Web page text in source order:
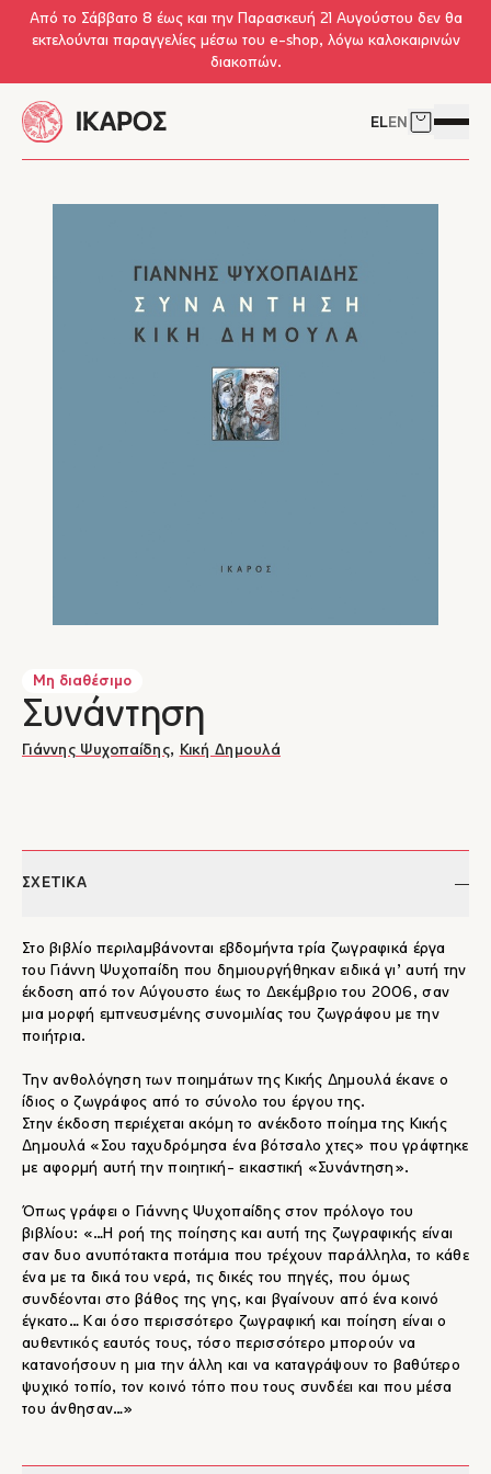
Skip to main content
Από το Σάββατο 8 έως και την Παρασκευή 21 Αυγούστου δεν θα
εκτελούνται παραγγελίες μέσω του e-shop, λόγω καλοκαιρινών
διακοπών.
ELEN Δείτε το
Μη διαθέσιμο
Συνάντηση
Γιάννης Ψυχοπαίδης, Κική Δημουλά
ΣΧΕΤΙΚΑ
Στο βιβλίο περιλαμβάνονται εβδομήντα τρία ζωγραφικά έργα
του Γιάννη Ψυχοπαίδη που δημιουργήθηκαν ειδικά γι’ αυτή την
έκδοση από τον Αύγουστο έως το Δεκέμβριο του 2006, σαν
μια μορφή εμπνευσμένης συνομιλίας του ζωγράφου με την
ποιήτρια.
Την ανθολόγηση των ποιημάτων της Κικής Δημουλά έκανε ο
ίδιος ο ζωγράφος από το σύνολο του έργου της.
Στην έκδοση περιέχεται ακόμη το ανέκδοτο ποίημα της Κικής
Δημουλά «Σου ταχυδρόμησα ένα βότσαλο χτες» που γράφτηκε
με αφορμή αυτή την ποιητική- εικαστική «Συνάντηση».
Όπως γράφει ο Γιάννης Ψυχοπαίδης στον πρόλογο του
βιβλίου: «…Η ροή της ποίησης και αυτή της ζωγραφικής είναι
σαν δυο ανυπότακτα ποτάμια που τρέχουν παράλληλα, το κάθε
ένα με τα δικά του νερά, τις δικές του πηγές, που όμως
συνδέονται στο βάθος της γης, και βγαίνουν από ένα κοινό
έγκατο… Kαι όσο περισσότερο ζωγραφική και ποίηση είναι ο
αυθεντικός εαυτός τους, τόσο περισσότερο μπορούν να
κατανοήσουν η μια την άλλη και να καταγράψουν το βαθύτερο
ψυχικό τοπίο, τον κοινό τόπο που τους συνδέει και που μέσα
του άνθησαν…»